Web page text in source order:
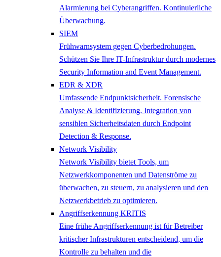
Alarmierung bei Cyberangriffen. Kontinuierliche
Überwachung.
SIEM
Frühwarnsystem gegen Cyberbedrohungen.
Schützen Sie Ihre IT-Infrastruktur durch modernes
Security Information and Event Management.
EDR & XDR
Umfassende Endpunktsicherheit. Forensische
Analyse & Identifizierung. Integration von
sensiblen Sicherheitsdaten durch Endpoint
Detection & Response.
Network Visibility
Network Visibility bietet Tools, um
Netzwerkkomponenten und Datenströme zu
überwachen, zu steuern, zu analysieren und den
Netzwerkbetrieb zu optimieren.
Angriffserkennung KRITIS
Eine frühe Angriffserkennung ist für Betreiber
kritischer Infrastrukturen entscheidend, um die
Kontrolle zu behalten und die